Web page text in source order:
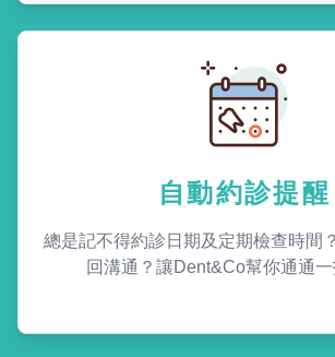
自動約診提醒
總是記不得約診日期及定期檢查時間
回溝通？讓Dent&Co幫你通通一